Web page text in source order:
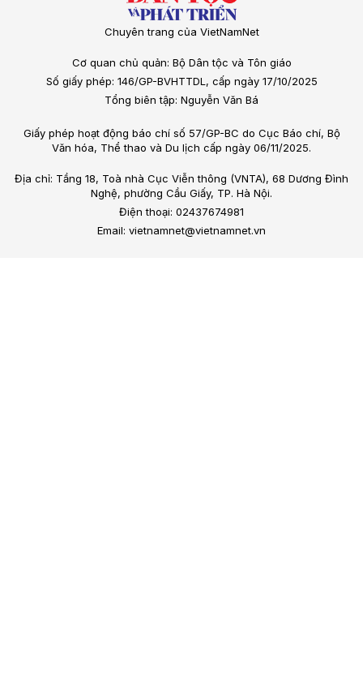
Chuyên trang của VietNamNet
Cơ quan chủ quản: Bộ Dân tộc và Tôn giáo
Số giấy phép: 146/GP-BVHTTDL, cấp ngày 17/10/2025
Tổng biên tập: Nguyễn Văn Bá
Giấy phép hoạt động báo chí số 57/GP-BC do Cục Báo chí, Bộ
Văn hóa, Thể thao và Du lịch cấp ngày 06/11/2025.
Địa chỉ: Tầng 18, Toà nhà Cục Viễn thông (VNTA), 68 Dương Đình
Nghệ, phường Cầu Giấy, TP. Hà Nội.
Điện thoại: 02437674981
Email: vietnamnet@vietnamnet.vn